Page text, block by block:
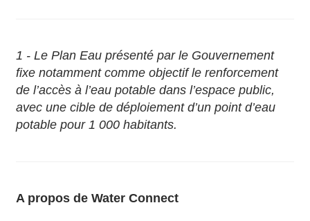
1 - Le Plan Eau présenté par le Gouvernement
fixe notamment comme objectif le renforcement
de l’accès à l’eau potable dans l’espace public,
avec une cible de déploiement d’un point d’eau
potable pour 1 000 habitants.
A propos de Water Connect